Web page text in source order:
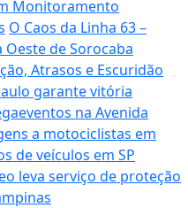
Monitoramento
O Caos da Linha 63 –
de Sorocaba
Atrasos e Escuridão
garante vitória
na Avenida
a motociclistas em
de veículos em SP
leva serviço de proteção